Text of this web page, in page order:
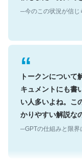
トークンについて
キュメントにも書
い人多いよね。こ
かりやすい解説な